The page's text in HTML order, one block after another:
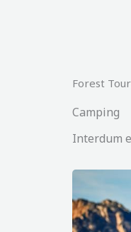
Forest
Camping
Interdum